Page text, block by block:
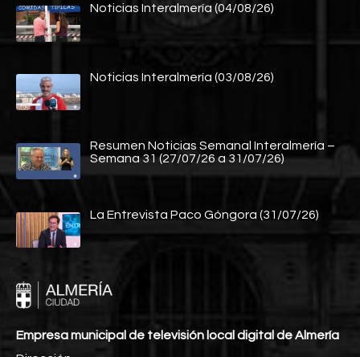
Noticias Interalmería (04/08/26)
Noticias Interalmería (03/08/26)
Resumen Noticias Semanal Interalmería –
Semana 31 (27/07/26 a 31/07/26)
La Entrevista Paco Góngora (31/07/26)
Empresa municipal de televisión local digital de Almería